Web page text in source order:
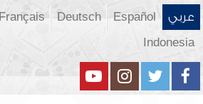
عربي Español
Deutsch
Français
Indonesia